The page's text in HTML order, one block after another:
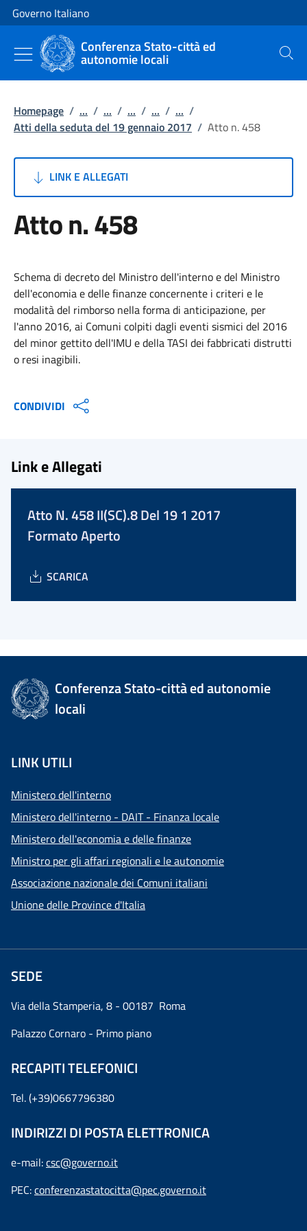
Vai al contenuto
Vai alla navigazione del sito
Governo Italiano
Conferenza Stato-città ed
autonomie locali Cerca
Homepage / ... / ... / ... / ... / ... /
Atti della seduta del 19 gennaio 2017 / Atto n. 458
LINK E ALLEGATI
Atto n. 458
Schema di decreto del Ministro dell'interno e del Ministro
dell'economia e delle finanze concernente i criteri e le
modalità del rimborso nella forma di anticipazione, per
l'anno 2016, ai Comuni colpiti dagli eventi sismici del 2016
del minor gettito dell'IMU e della TASI dei fabbricati distrutti
o resi inagibili.
CONDIVIDI
Link e Allegati
Atto N. 458 II(SC).8 Del 19 1 2017
Formato Aperto
SCARICA
Conferenza Stato-città ed autonomie
locali
LINK UTILI
Ministero dell'interno
Ministero dell'interno - DAIT - Finanza locale
Ministero dell'economia e delle finanze
Ministro per gli affari regionali e le autonomie
Associazione nazionale dei Comuni italiani
Unione delle Province d'Italia
SEDE
Via della Stamperia, 8 - 00187 Roma
Palazzo Cornaro - Primo piano
RECAPITI TELEFONICI
Tel. (+39)0667796380
INDIRIZZI DI POSTA ELETTRONICA
e-mail:csc@governo.it
PEC:conferenzastatocitta@pec.governo.it